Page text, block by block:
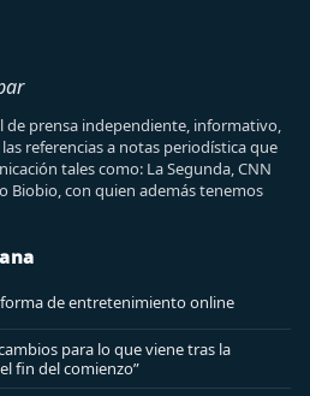
de prensa independiente, informativo,
referencias a notas periodística que
tales como: La Segunda, CNN
Biobio, con quien además tenemos
de entretenimiento online
para lo que viene tras la
fin del comienzo”